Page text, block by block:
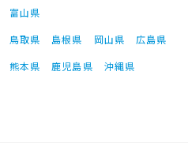
富山県
鳥取県 島根県 岡山県
広島県
熊本県 鹿児島県 沖縄県